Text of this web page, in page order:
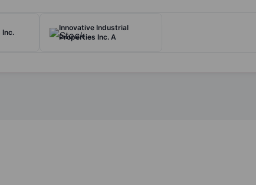
Inc.
Innovative Industrial
Properties Inc. A